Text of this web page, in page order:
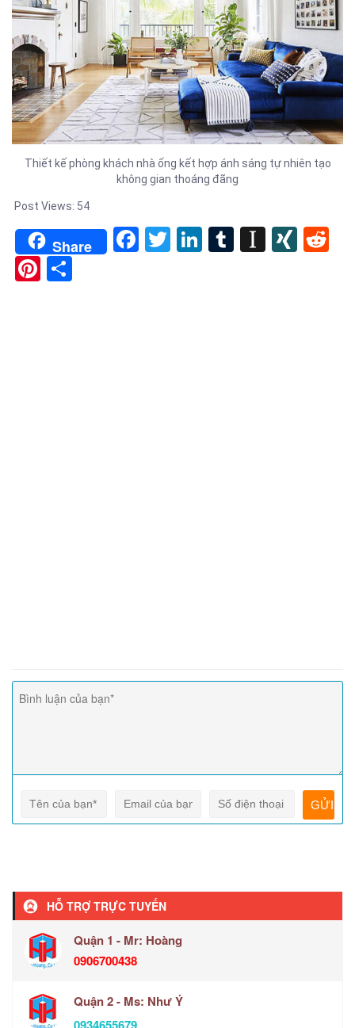
Thiết kế phòng khách nhà ống kết hợp ánh sáng tự nhiên tạo
không gian thoáng đãng
Post Views: 54
Share Facebook
TwitterLinkedIn
Tumblr
Pinterest
HỖ TRỢ TRỰC TUYẾN
Quận 1 - Mr: Hoàng
0906700438
Quận 2 - Ms: Như Ý